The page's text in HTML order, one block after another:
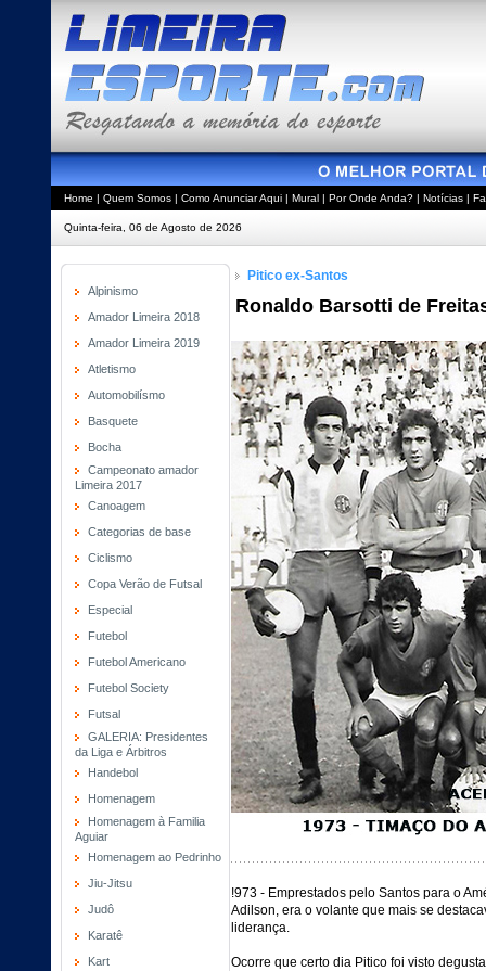
Home | Quem Somos | Como Anunciar Aqui | Mural | Por Onde Anda? | Notícias |
Quinta-feira, 06 de Agosto de 2026
Alpinismo
Amador Limeira 2018
Amador Limeira 2019
Atletismo
Automobilísmo
Basquete
Bocha
Campeonato amador
Limeira 2017
Canoagem
Categorias de base
Ciclismo
Copa Verão de Futsal
Especial
Futebol
Futebol Americano
Futebol Society
Futsal
GALERIA: Presidentes
da Liga e Árbitros
Handebol
Homenagem
Homenagem à Familia
Aguiar
Homenagem ao Pedrinho
Jiu-Jitsu
Judô
Karatê
Kart
Pitico ex-Santos
Ronaldo Barsotti de
!973 - Emprestados pelo Santos para o
Adilson, era o volante que mais se
liderança.
Ocorre que certo dia Pitico foi visto